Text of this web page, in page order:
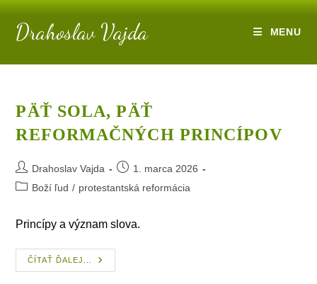
contentDrahoslav Vajda MENU
PÄŤ SOLA, PÄŤ
REFORMAČNÝCH PRINCÍPOV
Post
author:
Drahoslav Vajda
Post
published:
1. marca 2026
PostBoží ľud / protestantská reformácia
Princípy a význam slova.
ČÍTAŤ ĎALEJ...
Päť
Sola,